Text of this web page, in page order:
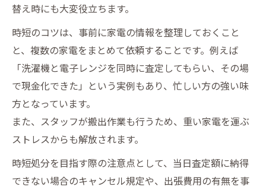
替え時にも大変役立ちます。
時短のコツは、事前に家電の情報を整理しておくこと
と、複数の家電をまとめて依頼することです。例えば
「洗濯機と電子レンジを同時に査定してもらい、その場
で現金化できた」という実例もあり、忙しい方の強い味
方となっています。
また、スタッフが搬出作業も行うため、重い家電を運ぶ
ストレスからも解放されます。
時短処分を目指す際の注意点として、当日査定額に納得
できない場合のキャンセル規定や、出張費用の有無を事